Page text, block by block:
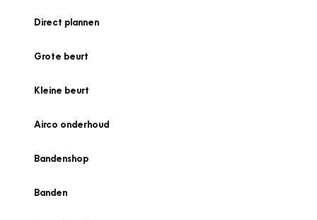
Direct plannen
Grote beurt
Kleine beurt
Airco onderhoud
Bandenshop
Banden